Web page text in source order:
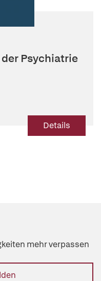
Psychiatrie
Details
mehr verpassen